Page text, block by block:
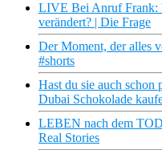
LIVE Bei Anruf Frank:
verändert? | Die Frage
Der Moment, der alles
#shorts
Hast du sie auch
Dubai Schokolade
LEBEN nach dem
Real Stories